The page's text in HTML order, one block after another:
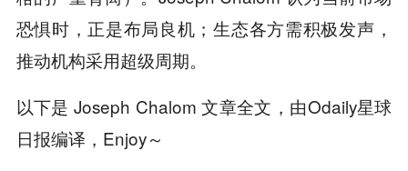
恐惧时，正是布局良机；生态各方需积极发声，
推动机构采用超级周期。
以下是 Joseph Chalom 文章全文，由Odaily星球
日报编译，Enjoy～